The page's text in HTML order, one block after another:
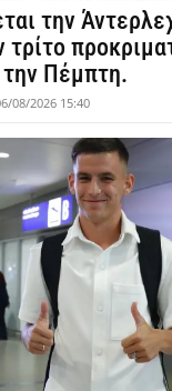
την
τρίτο
την Πέμπτη.
08/2026 15:40